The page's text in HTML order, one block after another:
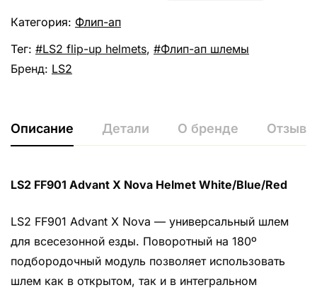
Категория: Флип-ап
Тег:
LS2 flip-up helmets,
Флип-ап шлемы
Бренд: LS2
Описание Детали О бренде
LS2 FF901 Advant X Nova Helmet White/Blue/Red
LS2 FF901 Advant X Nova — универсальный шлем
для всесезонной езды. Поворотный на 180º
подбородочный модуль позволяет использовать
шлем как в открытом, так и в интегральном